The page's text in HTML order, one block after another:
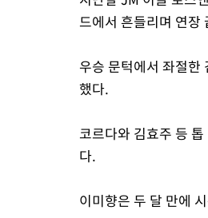
드에서 흔들리며 연장
우승 문턱에서 좌절한
했다.
코르다와 김효주 등
다.
이미향은 두 달 만에